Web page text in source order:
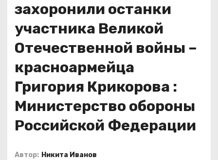
захоронили останки
участника Великой
Отечественной войны –
красноармейца
Григория Крикорова :
Министерство обороны
Российской Федерации
Автор: Никита Иванов